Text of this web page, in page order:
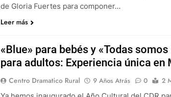
de Gloria Fuertes para componer…
Leer más
«Blue» para bebés y «Todas
para adultos: Experiencia única en
Centro Dramatico Rural 9 Años Atrás 0
2